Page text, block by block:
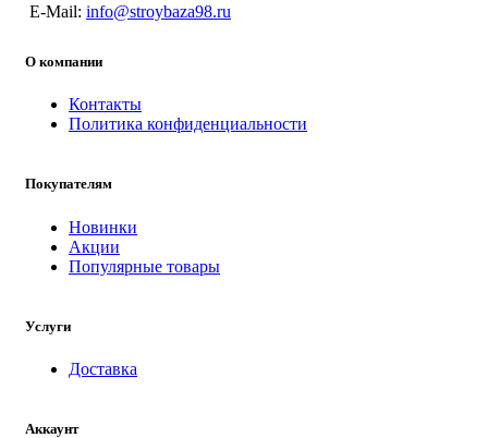
E-Mail: info@stroybaza98.ru
О компании
Контакты
Политика конфиденциальности
Покупателям
Новинки
Акции
Популярные товары
Услуги
Доставка
Аккаунт